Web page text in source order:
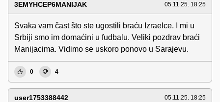
3EMYHCEP6MANIJAK 05.11.25. 18:25
Svaka vam čast što ste ugostili braću Izraelce. I mi u
Srbiji smo im domaćini u fudbalu. Veliki pozdrav braći
Manijacima. Vidimo se uskoro ponovo u Sarajevu.
0 4
user1753388442 05.11.25. 18:25